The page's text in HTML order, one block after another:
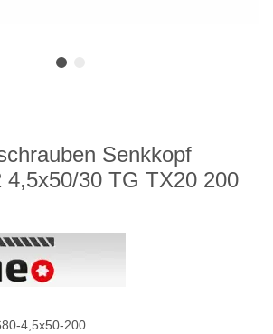
Senkkopf
4,5x50/30 TG TX20 200
4,5x50-200